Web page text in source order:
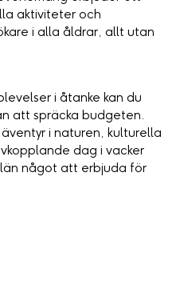
aktiviteter och
i alla åldrar, allt utan
i åtanke kan du
att spräcka budgeten.
i naturen, kulturella
dag i vacker
något att erbjuda för